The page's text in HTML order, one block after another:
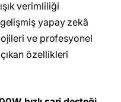
verimliliği
yapay zekâ
ve profesyonel
özellikleri